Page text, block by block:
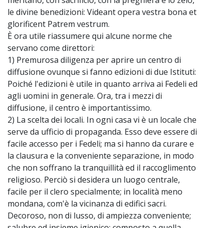
le divine benedizioni: Videant opera vestra bona et
glorificent Patrem vestrum.
È ora utile riassumere qui alcune norme che
servano come direttori:
1) Premurosa diligenza per aprire un centro di
diffusione ovunque si fanno edizioni di due Istituti:
Poiché l'edizioni è utile in quanto arriva ai Fedeli ed
agli uomini in generale. Ora, tra i mezzi di
diffusione, il centro è importantissimo.
2) La scelta dei locali. In ogni casa vi è un locale che
serve da ufficio di propaganda. Esso deve essere di
facile accesso per i Fedeli; ma si hanno da curare e
la clausura e la conveniente separazione, in modo
che non soffrano la tranquillità ed il raccoglimento
religioso. Perciò si desidera un luogo centrale,
facile per il clero specialmente; in località meno
mondana, com'è la vicinanza di edifici sacri.
Decoroso, non di lusso, di ampiezza conveniente;